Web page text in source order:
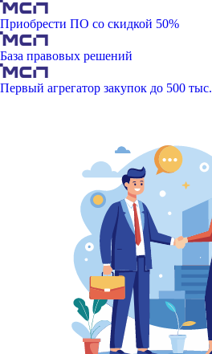
Приобрести ПО со скидкой 50%
База правовых решений
Первый агрегатор закупок до 500